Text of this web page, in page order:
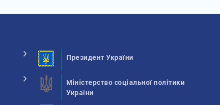
Президент України
Міністерство соціальної політики
України